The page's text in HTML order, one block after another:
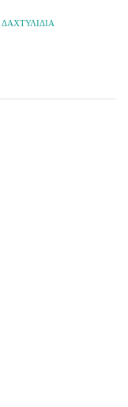
ΔΑΧΤΥΛΙΔΙΑ